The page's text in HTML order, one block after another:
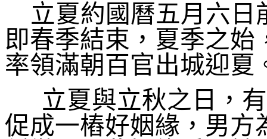
立夏約國曆五月六
即春季結束，夏季之
率領滿朝百官出城迎夏
立夏與立秋之日，
促成一樁好姻緣，男方